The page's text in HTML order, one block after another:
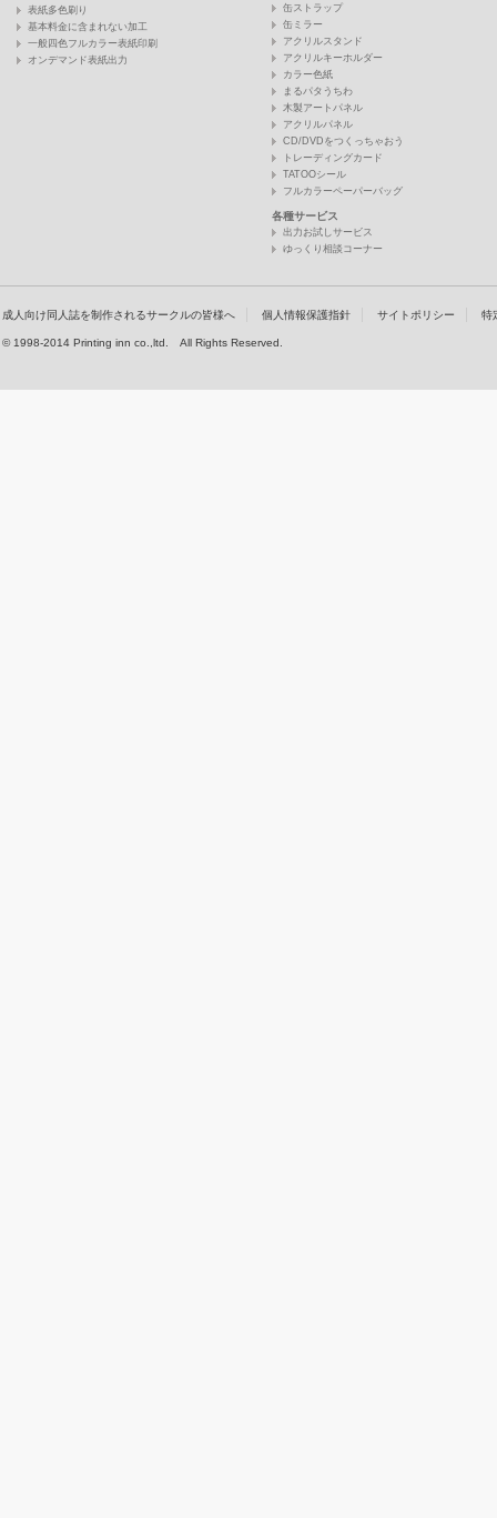
表紙多色刷り
基本料金に含まれない加工
一般四色フルカラー表紙印刷
オンデマンド表紙出力
缶ストラップ
缶ミラー
アクリルスタンド
アクリルキーホルダー
カラー色紙
まるパタうちわ
木製アートパネル
アクリルパネル
CD/DVDをつくっちゃおう
トレーディングカード
TATOOシール
フルカラーペーパーバッグ
各種サービス
出力お試しサービス
ゆっくり相談コーナー
成人向け同人誌を制作されるサークルの皆様へ 個人情報保護指針 サイトポリシー 特
© 1998-2014 Printing inn co.,ltd. All Rights Reserved.